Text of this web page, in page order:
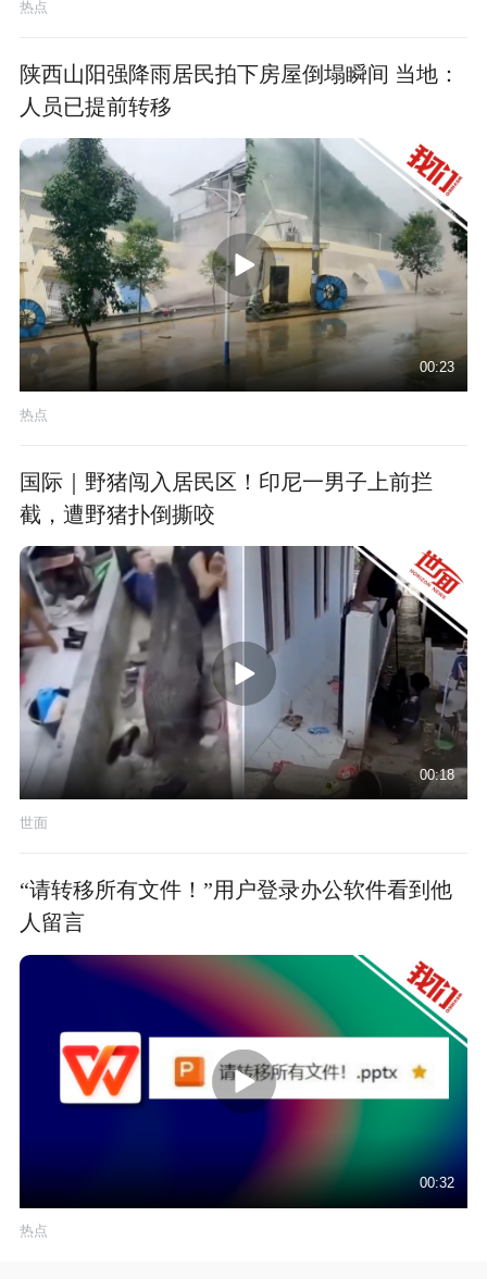
热点
陕西山阳强降雨居民拍下房屋倒塌瞬间 当地：
人员已提前转移
00:23
热点
国际｜野猪闯入居民区！印尼一男子上前拦
截，遭野猪扑倒撕咬
00:18
世面
“请转移所有文件！”用户登录办公软件看到他
人留言
00:32
热点